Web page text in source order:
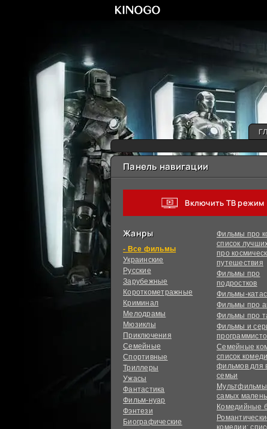
Панель навигации
Включить ТВ режим
Жанры
фильмы
Украинcкие
Русские
Зарубежные
Короткометражные
Криминал
Мелодрамы
Мюзиклы
Приключения
Семейные
Спортивные
Триллеры
Ужасы
Фантастика
Фильм-нуар
Фэнтези
Биографические
Фильмы про
список
про
путешествия
Фильмы про
подростков
Фильмы-
Фильмы про
Фильмы про
Фильмы и
Семейные
список
фильмов для
семьи
самых
Комедийные
комедии: